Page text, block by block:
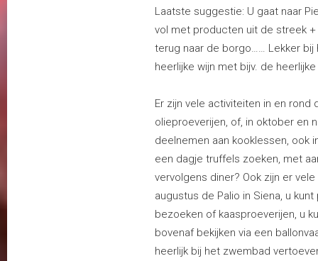
Laatste suggestie: U gaat naar
vol met producten uit de streek
terug naar de borgo…… Lekker
heerlijke wijn met bijv. de
Er zijn vele activiteiten in en rond
olieproeverijen, of, in oktober en
deelnemen aan kooklessen, ook
een dagje truffels zoeken, met
vervolgens diner? Ook zijn er
augustus de Palio in Siena, u
bezoeken of kaasproeverijen, u
bovenaf bekijken via een
heerlijk bij het zwembad